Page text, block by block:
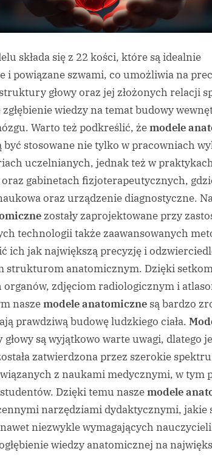
składa się z 22 kości, które są idealnie
i powiązane szwami, co umożliwia na
głowy oraz jej złożonych relacji
wiedzy na temat budowy
Warto też podkreślić, żemodele
stosowane nie tylko w pracowniach
uczelnianych, jednak też w
gabinetach fizjoterapeutycznych,
oraz urządzenie diagnostyczne.
zostały zaprojektowane przy
technologii także zaawansowanych
ich jak największą precyzję i
strukturom anatomicznym. Dzięki
organów, zdjęciom radiologicznym i
naszemodele anatomiczne są bardzo
prawdziwą budowę ludzkiego ciała.
głowy są wyjątkowo warte uwagi, dlatego
zatwierdzona przez szerokie
z naukami medycznymi, w tym
Dzięki temu naszemodele
narzędziami dydaktycznymi, jakie
niezwykle wymagających
wiedzy anatomicznej na